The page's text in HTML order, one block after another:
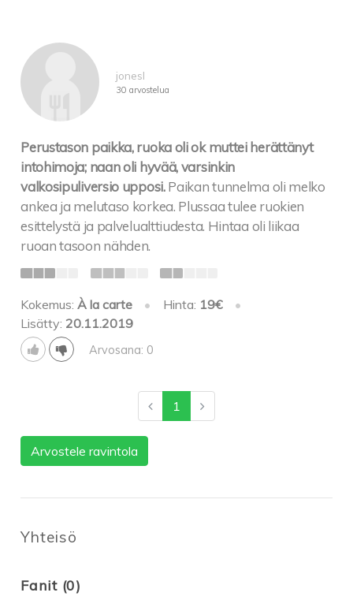
jonesl
30 arvostelua
Perustason paikka, ruoka oli ok muttei herättänyt
intohimoja; naan oli hyvää, varsinkin
valkosipuliversio upposi. Paikan tunnelma oli melko
ankea ja melutaso korkea. Plussaa tulee ruokien
esittelystä ja palvelualttiudesta. Hintaa oli liikaa
ruoan tasoon nähden.
Kokemus:À la carte • Hinta: 19€
•
Lisätty: 20.11.2019
Arvosana: 0
1
Arvostele ravintola
Yhteisö
Fanit (0)